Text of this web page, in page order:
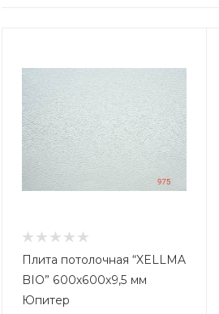
Плита потолочная “XELLMA
BIO” 600х600х9,5 мм
Юпитер